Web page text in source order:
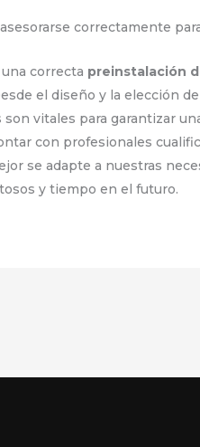
correctamente
correcta preinstalación
el diseño y la elección
vitales para garantizar
con profesionales
se adapte a nuestras
y tiempo en el futuro.